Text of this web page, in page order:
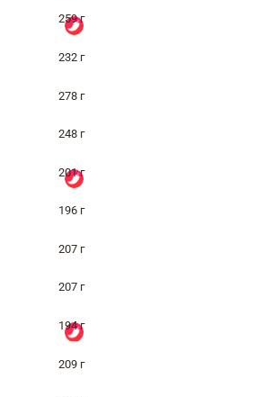
259 г
232 г
278 г
248 г
201 г
196 г
207 г
207 г
194 г
209 г